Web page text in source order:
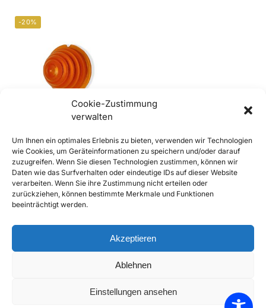
Cookie-Zustimmung
verwalten
Um Ihnen ein optimales Erlebnis zu bieten, verwenden wir Technologien
wie Cookies, um Geräteinformationen zu speichern und/oder darauf
zuzugreifen. Wenn Sie diesen Technologien zustimmen, können wir
Daten wie das Surfverhalten oder eindeutige IDs auf dieser Website
verarbeiten. Wenn Sie ihre Zustimmung nicht erteilen oder
zurückziehen, können bestimmte Merkmale und Funktionen
beeinträchtigt werden.
Akzeptieren
Ablehnen
Einstellungen ansehen
-20%
356, 356A Blinkerglas vorne,
hinten (nicht AT2)
€19,90 –€50,00 inkl. Mwst
Enthält 20% Mwst
zzgl.Versand
Lieferzeit: Sofort lieferbar
Add to Compare